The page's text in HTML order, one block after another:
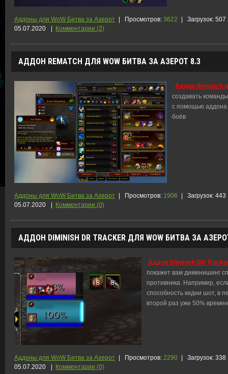
Аддоны для WoW Битва за Азерот | Просмотров: 3622 | Загрузок: 507
05.07.2020
| Комментарии (2)
АДДОН REMATCH ДЛЯ WOW БИТВА ЗА АЗЕРОТ 8.3
Аддон Rematch
создавать
с помощью аддона
боёв
Аддоны для WoW Битва за Азерот | Просмотров: 1906 | Загрузок: 443
05.07.2020
| Комментарии (0)
АДДОН DIMINISH DR TRACKER ДЛЯ WOW БИТВА ЗА
Аддон Diminish DR
покажет вам диминишинг
противника. Например,
способность кидни шот, в
второй раз уже 50%
Аддоны для WoW Битва за Азерот | Просмотров: 2290 | Загрузок: 338
05.07.2020
| Комментарии (0)